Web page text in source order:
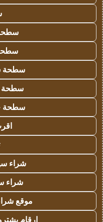
سطحة
سطحة
سطحة
شراء
شراء
موقع
ارقام